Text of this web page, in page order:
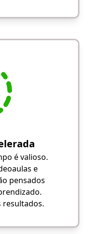
é valioso.
e
pensados
resultados.